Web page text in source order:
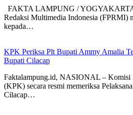
FAKTA LAMPUNG / YOGYAKARTA
Redaksi Multimedia Indonesia (FPRMI)
kepada…
KPK Periksa Plt Bupati Ammy Amalia
Bupati Cilacap
Faktalampung.id, NASIONAL – Komisi
(KPK) secara resmi memeriksa
Cilacap…